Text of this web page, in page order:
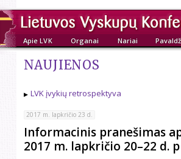
Apie LVK Organai Nariai
NAUJIENOS
LVK įvykių retrospektyva
2017 m. lapkričio 23 d.
Informacinis pranešimas
2017 m. lapkričio 20–22 d.